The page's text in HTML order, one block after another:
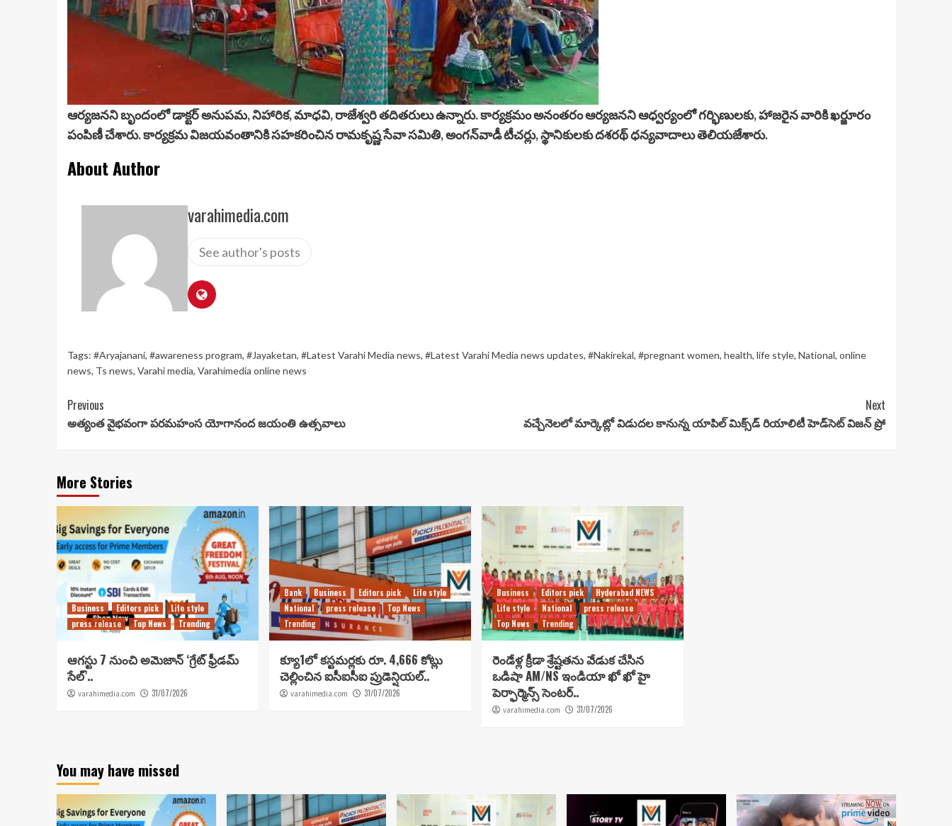
ఆర్యజనని బృందంలో డాక్టర్ అనుపమ, నిహారిక, మాధవి, రాజేశ్వరి తదితరులు ఉన్నారు. కార్యక్రమం అనంతరం ఆర్యజనని ఆధ్వర్యంలో గర్భిణులకు, హాజరైన వారికి ఖర్జూరం
పంపిణీ చేశారు. కార్యక్రమ విజయవంతానికి సహకరించిన రామకృష్ణ సేవా సమితి, అంగన్‌వాడీ టీచర్లు, స్థానికులకు దశరథ్ ధన్యవాదాలు తెలియజేశారు.
About Author
varahimedia.com
See author's posts
Tags: #Aryajanani, #awareness program, #Jayaketan, #Latest Varahi Media news, #Latest Varahi Media news updates, #Nakirekal, #pregnant women, health, life style, National, online
news, Ts news, Varahi media, Varahimedia online news
Continue
Reading
Previous
అత్యంత వైభవంగా పరమహంస యోగానంద జయంతి ఉత్సవాలు
Next
వచ్చేనెలలో మార్కెట్లో విడుదల కానున్న యాపిల్ మిక్స్‌డ్ రియాలిటీ హెడ్‌సెట్ విజన్ ప్రో
More Stories
Business Editors pick
Life style
press release
Top News Trending
ఆగస్టు 7 నుంచి అమెజాన్ ‘గ్రేట్ ఫ్రీడమ్
సేల్’..
varahimedia.com 31/07/2026
Bank Business Editors pick
Life style
National
press release
Top News
Trending
క్యూ1లో కస్టమర్లకు రూ. 4,666 కోట్లు
చెల్లించిన ఐసీఐసీఐ ప్రుడెన్షియల్..
varahimedia.com 31/07/2026
Business Editors pick
Hyderabad NEWS
Life style
National
press release
Top News
Trending
రెండేళ్ల క్రీడా శ్రేష్టతను వేడుక చేసిన
ఒడిషా AM/NS ఇండియా ఖో ఖో హై
పెర్ఫార్మెన్స్ సెంటర్..
varahimedia.com 31/07/2026
You may have missed